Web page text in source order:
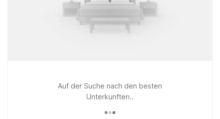
Auf der Suche nach den besten
Unterkünften..